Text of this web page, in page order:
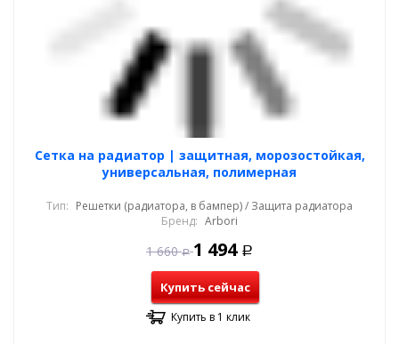
Cетка на радиатор | защитная, морозостойкая,
универсальная, полимерная
Тип: Решетки (радиатора, в бампер) / Защита радиатора
Бренд: Arbori
1 660 Р 1 494 Р
Купить сейчас
Купить в 1 клик